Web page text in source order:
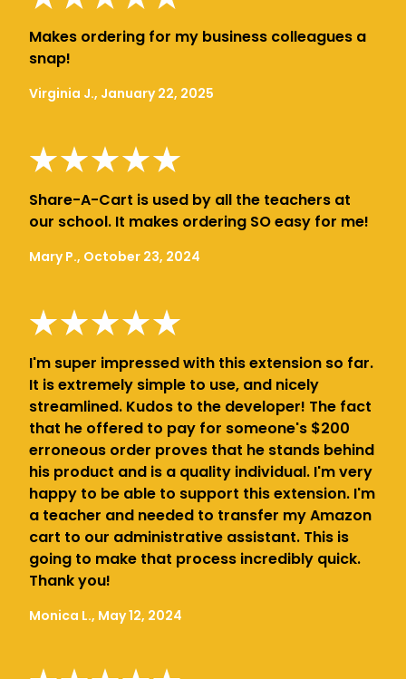
Makes ordering for my business colleagues a
snap!
Virginia J., January 22, 2025
Share-A-Cart is used by all the teachers at
our school. It makes ordering SO easy for me!
Mary P., October 23, 2024
I'm super impressed with this extension so far.
It is extremely simple to use, and nicely
streamlined. Kudos to the developer! The fact
that he offered to pay for someone's $200
erroneous order proves that he stands behind
his product and is a quality individual. I'm very
happy to be able to support this extension. I'm
a teacher and needed to transfer my Amazon
cart to our administrative assistant. This is
going to make that process incredibly quick.
Thank you!
Monica L., May 12, 2024